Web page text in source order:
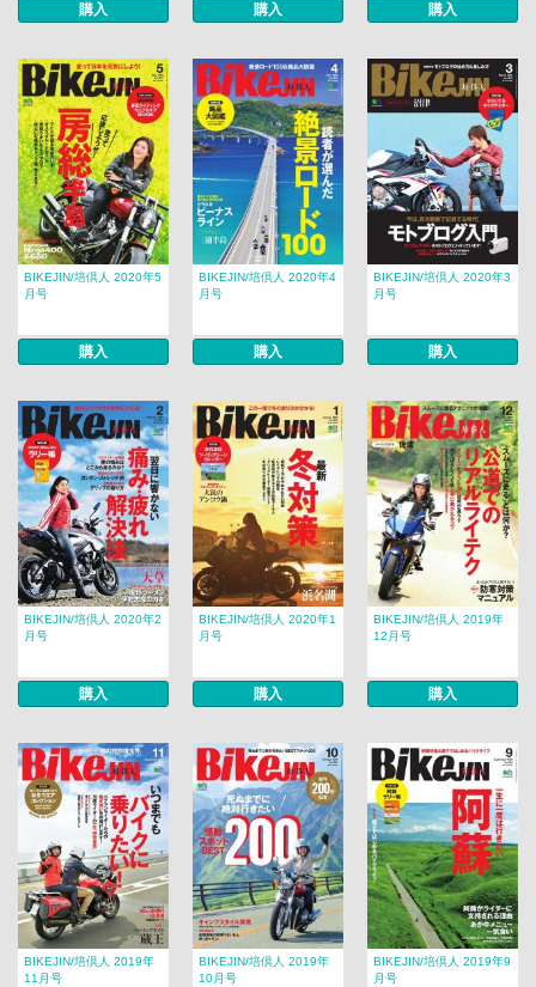
購入 購入 購入
BIKEJIN/培倶人 2020年5
月号
購入
BIKEJIN/培倶人 2020年4
月号
購入
BIKEJIN/培倶人 2020年3
月号
購入
BIKEJIN/培倶人 2020年2
月号
購入
BIKEJIN/培倶人 2020年1
月号
購入
BIKEJIN/培倶人 2019年
12月号
購入
BIKEJIN/培倶人 2019年
11月号
BIKEJIN/培倶人 2019年
10月号
BIKEJIN/培倶人 2019年9
月号